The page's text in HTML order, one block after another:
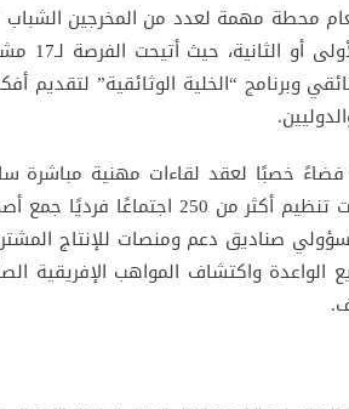
محطة مهمة لعدد من المخرجين الشباب
وبرنامج “الخلية الوثائقية”
فضاءً خصبًا لعقد لقاءات مهنية مباشرة
للمشاركين، إذ شهدت تنظيم أكثر
صناديق دعم ومنصات للإنتاج
الواعدة واكتشاف المواهب الإفريقية